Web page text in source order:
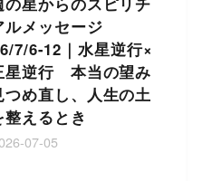
ルメッセージ
7/6-12｜水星逆行×
星逆行 本当の望み
つめ直し、人生の土
整えるとき
07-05